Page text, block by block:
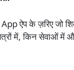
ऐप के ज़रिए जो
में, किन सेवाओं